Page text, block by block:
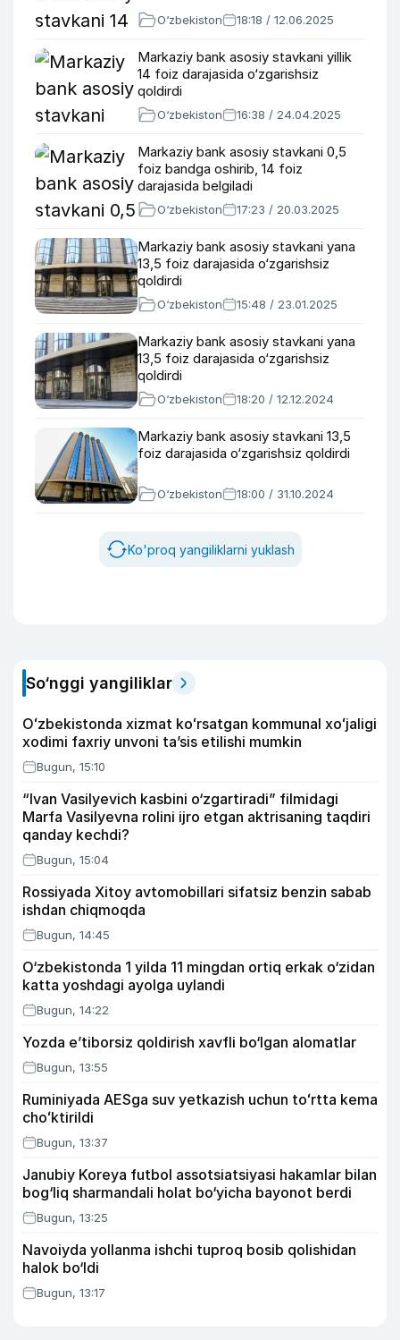
O‘zbekiston 18:18 / 12.06.2025
Markaziy bank asosiy stavkani yillik
14 foiz darajasida o‘zgarishsiz
qoldirdi
O‘zbekiston 16:38 / 24.04.2025
Markaziy bank asosiy stavkani 0,5
foiz bandga oshirib, 14 foiz
darajasida belgiladi
O‘zbekiston 17:23 / 20.03.2025
Markaziy bank asosiy stavkani yana
13,5 foiz darajasida o‘zgarishsiz
qoldirdi
O‘zbekiston 15:48 / 23.01.2025
Markaziy bank asosiy stavkani yana
13,5 foiz darajasida o‘zgarishsiz
qoldirdi
O‘zbekiston 18:20 / 12.12.2024
Markaziy bank asosiy stavkani 13,5
foiz darajasida o‘zgarishsiz qoldirdi
O‘zbekiston 18:00 / 31.10.2024
Ko'proq yangiliklarni yuklash
So‘nggi yangiliklar
Oʻzbekistonda xizmat koʻrsatgan kommunal xoʻjaligi
xodimi faxriy unvoni taʼsis etilishi mumkin
Bugun, 15:10
“Ivan Vasilyevich kasbini o‘zgartiradi” filmidagi
Marfa Vasilyevna rolini ijro etgan aktrisaning taqdiri
qanday kechdi?
Bugun, 15:04
Rossiyada Xitoy avtomobillari sifatsiz benzin sabab
ishdan chiqmoqda
Bugun, 14:45
O‘zbekistonda 1 yilda 11 mingdan ortiq erkak o‘zidan
katta yoshdagi ayolga uylandi
Bugun, 14:22
Yozda e’tiborsiz qoldirish xavfli bo‘lgan alomatlar
Bugun, 13:55
Ruminiyada AESga suv yetkazish uchun toʻrtta kema
choʻktirildi
Bugun, 13:37
Janubiy Koreya futbol assotsiatsiyasi hakamlar bilan
bog‘liq sharmandali holat bo‘yicha bayonot berdi
Bugun, 13:25
Navoiyda yollanma ishchi tuproq bosib qolishidan
halok bo‘ldi
Bugun, 13:17